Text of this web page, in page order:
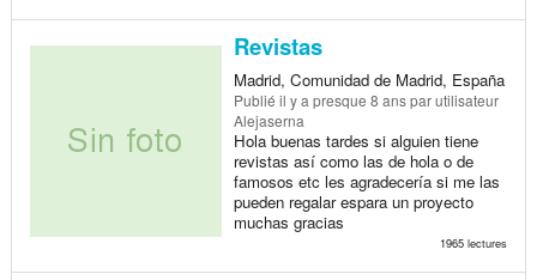
Revistas
Madrid, Comunidad de Madrid, España
Publié il y a presque 8 anspar utilisateur
Alejaserna
Hola buenas tardes si alguien tiene
revistas así como las de hola o de
famosos etc les agradecería si me las
pueden regalar espara un proyecto
muchas gracias
1965 lectures